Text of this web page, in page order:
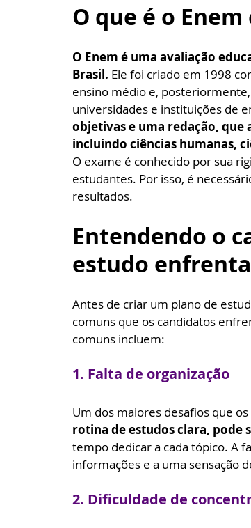
O que é o
O Enem é uma avaliação
Brasil. Ele foi criado em 1998
ensino médio e,
universidades e instituições de
objetivas e uma redação,
incluindo ciências humanas,
O exame é conhecido por sua
estudantes. Por isso, é
resultados.
Entendendo o
estudo
Antes de criar um plano de
comuns que os candidatos
comuns incluem:
1. Falta de organização
Um dos maiores desafios que
rotina de estudos clara, pode
tempo dedicar a cada tópico. A
informações e a uma sensação
2. Dificuldade de